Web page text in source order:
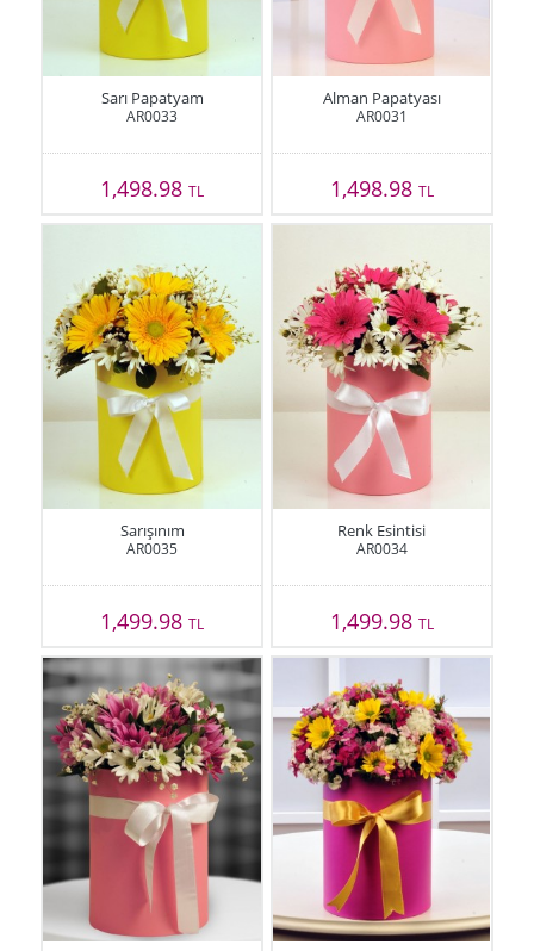
Sarı Papatyam
AR0033
1,498.98TL
Alman Papatyası
AR0031
1,498.98 TL
Sarışınım
AR0035
1,499.98TL
Renk Esintisi
AR0034
1,499.98 TL